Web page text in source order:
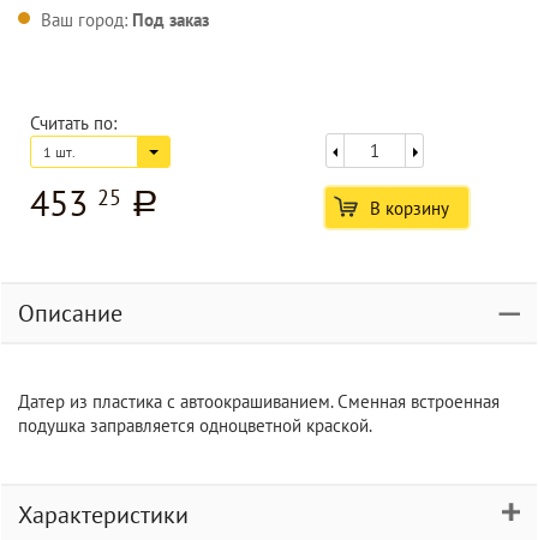
Ваш город: Под заказ
Считать по:
1 шт.
453 25 a В корзину
Описание
Датер из пластика с автоокрашиванием. Сменная встроенная
подушка заправляется одноцветной краской.
Характеристики